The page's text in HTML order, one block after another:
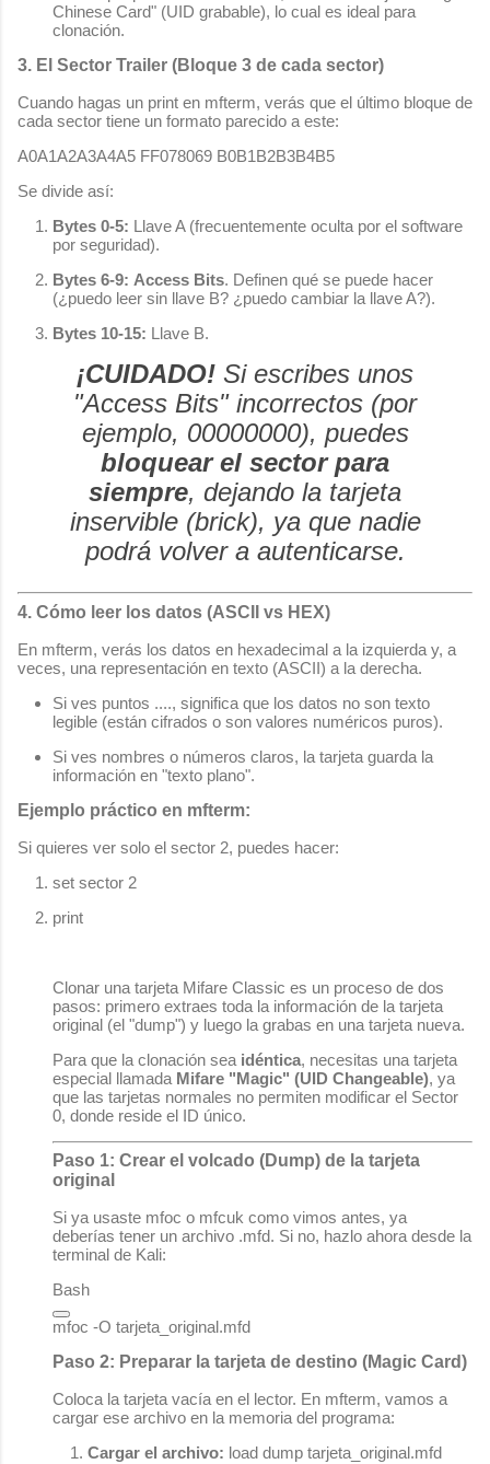
Chinese Card" (UID grabable), lo cual es ideal para
clonación.
3. El Sector Trailer (Bloque 3 de cada sector)
Cuando hagas un print en mfterm, verás que el último bloque de
cada sector tiene un formato parecido a este:
A0A1A2A3A4A5 FF078069 B0B1B2B3B4B5
Se divide así:
Bytes 0-5: Llave A (frecuentemente oculta por el software
por seguridad).
Bytes 6-9: Access Bits. Definen qué se puede hacer
(¿puedo leer sin llave B? ¿puedo cambiar la llave A?).
Bytes 10-15: Llave B.
¡CUIDADO! Si escribes unos
"Access Bits" incorrectos (por
ejemplo, 00000000), puedes
bloquear el sector para
siempre, dejando la tarjeta
inservible (brick), ya que nadie
podrá volver a autenticarse.
4. Cómo leer los datos (ASCII vs HEX)
En mfterm, verás los datos en hexadecimal a la izquierda y, a
veces, una representación en texto (ASCII) a la derecha.
Si ves puntos ...., significa que los datos no son texto
legible (están cifrados o son valores numéricos puros).
Si ves nombres o números claros, la tarjeta guarda la
información en "texto plano".
Ejemplo práctico en mfterm:
Si quieres ver solo el sector 2, puedes hacer:
set sector 2
print
Clonar una tarjeta Mifare Classic es un proceso de dos
pasos: primero extraes toda la información de la tarjeta
original (el "dump") y luego la grabas en una tarjeta nueva.
Para que la clonación sea idéntica, necesitas una tarjeta
especial llamada Mifare "Magic" (UID Changeable), ya
que las tarjetas normales no permiten modificar el Sector
0, donde reside el ID único.
Paso 1: Crear el volcado (Dump) de la tarjeta
original
Si ya usaste mfoc o mfcuk como vimos antes, ya
deberías tener un archivo .mfd. Si no, hazlo ahora desde la
terminal de Kali:
Bash
Paso 2: Preparar la tarjeta de destino (Magic Card)
Coloca la tarjeta vacía en el lector. En mfterm, vamos a
cargar ese archivo en la memoria del programa:
Cargar el archivo: load dump tarjeta_original.mfd